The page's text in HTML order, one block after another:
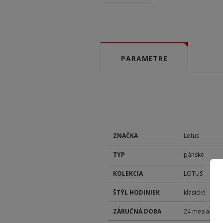
PARAMETRE
ZNAČKA Lotus
TYP pánske
KOLEKCIA LOTUS
ŠTÝL HODINIEK klasické
ZÁRUČNÁ DOBA 24 mesiacov